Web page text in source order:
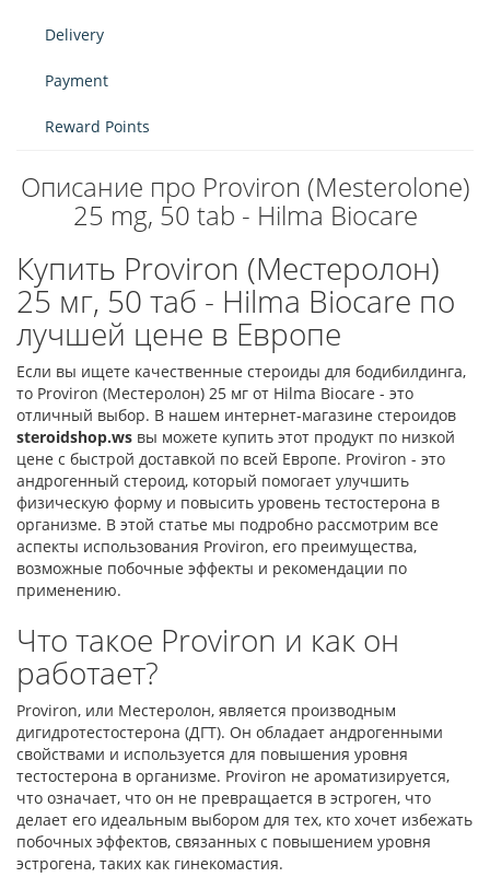
Delivery
Payment
Reward Points
Описание про Proviron (Mesterolone)
25 mg, 50 tab - Hilma Biocare
Купить Proviron (Местеролон)
25 мг, 50 таб - Hilma Biocare по
лучшей цене в Европе
Если вы ищете качественные стероиды для бодибилдинга,
то Proviron (Местеролон) 25 мг от Hilma Biocare - это
отличный выбор. В нашем интернет-магазине стероидов
steroidshop.ws вы можете купить этот продукт по низкой
цене с быстрой доставкой по всей Европе. Proviron - это
андрогенный стероид, который помогает улучшить
физическую форму и повысить уровень тестостерона в
организме. В этой статье мы подробно рассмотрим все
аспекты использования Proviron, его преимущества,
возможные побочные эффекты и рекомендации по
применению.
Что такое Proviron и как он
работает?
Proviron, или Местеролон, является производным
дигидротестостерона (ДГТ). Он обладает андрогенными
свойствами и используется для повышения уровня
тестостерона в организме. Proviron не ароматизируется,
что означает, что он не превращается в эстроген, что
делает его идеальным выбором для тех, кто хочет избежать
побочных эффектов, связанных с повышением уровня
эстрогена, таких как гинекомастия.